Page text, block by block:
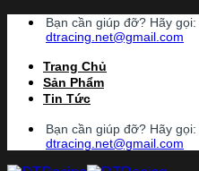
Chuyển
dung
Bạn cần giúp đỡ? Hãy gọi:
dtracing.net@gmail.com
Trang Chủ
Sản Phẩm
Tin Tức
Bạn cần giúp đỡ? Hãy gọi:
dtracing.net@gmail.com